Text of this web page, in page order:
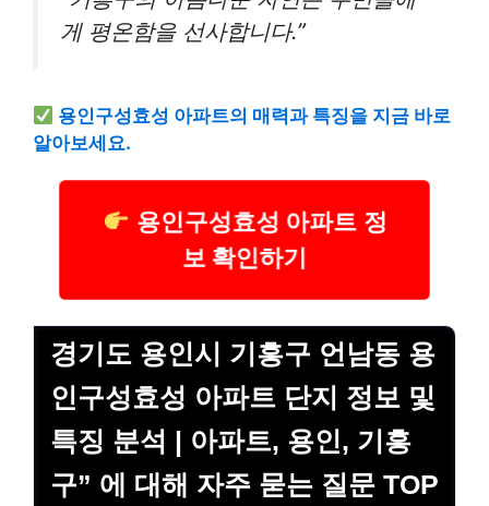
게 평온함을 선사합니다.”
용인구성효성 아파트의 매력과 특징을 지금 바로
알아보세요.
용인구성효성 아파트 정
보 확인하기
경기도 용인시 기흥구 언남동 용
인구성효성 아파트 단지 정보 및
특징 분석 | 아파트, 용인, 기흥
구” 에 대해 자주 묻는 질문 TOP